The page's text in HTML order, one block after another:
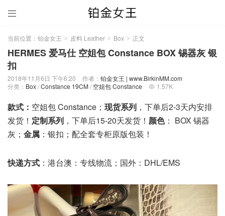

当前位置： 铂金女王 > 皮料 Leather > Box > 正文
HERMES 爱马仕 空姐包 Constance BOX 锡器灰 银
扣
2018年11月6日 下午6:20 作者： 铂金女王 | www.BirkinMM.com
分类： Box/Constance 19CM/ 空姐包 Constance  1.57K
款式： 空姐包 Constance； 现货系列 ，下单后2-3天内安排
发货！ 定制系列 ，下单后15-20天发货！ 颜色： BOX 锡器
灰； 金属 ：银扣；配全套专柜原版包装！
快递方式 ：港台澳：专线物流；国外：DHL/EMS